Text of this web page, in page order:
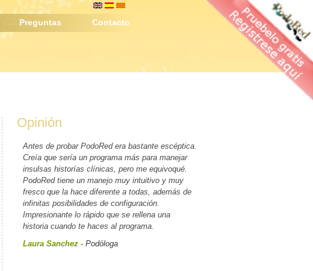
Preguntas Contacto
Opinión
Antes de probar PodoRed era bastante escéptica.
Creía que sería un programa más para manejar
insulsas historías clínicas, pero me equivoqué.
PodoRed tiene un manejo muy intuitivo y muy
fresco que la hace diferente a todas, además de
infinitas posibilidades de configuración.
Impresionante lo rápido que se rellena una
historia cuando te haces al programa.
Laura Sanchez - Podóloga